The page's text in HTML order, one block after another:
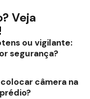
Veja
ou vigilante:
segurança?
câmera na